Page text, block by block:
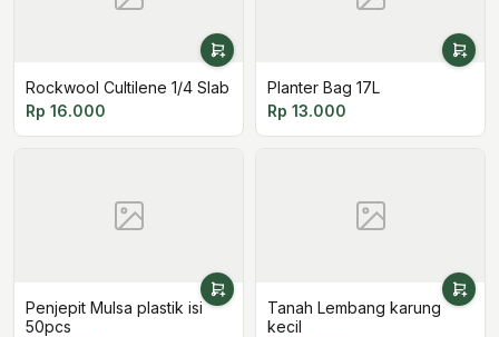
Rockwool Cultilene 1/4 Slab
Rp 16.000
Planter Bag 17L
Rp 13.000
Penjepit Mulsa plastik isi
50pcs
Tanah Lembang karung
kecil